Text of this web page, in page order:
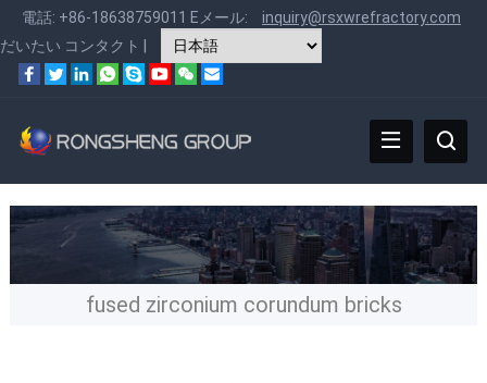
電話: +86-18638759011 Eメール:
inquiry@rsxwrefractory.com
だいたい コンタクト
fused zirconium corundum bricks